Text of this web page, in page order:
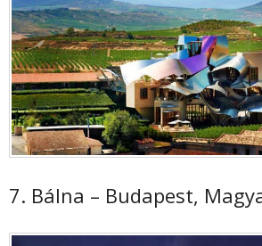
7. Bálna – Budapest,